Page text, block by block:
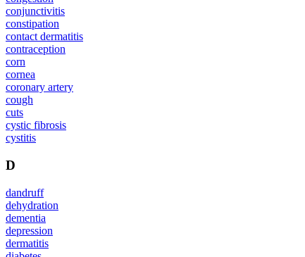
conjunctivitis
constipation
contact dermatitis
contraception
corn
cornea
coronary artery
cough
cuts
cystic fibrosis
cystitis
D
dandruff
dehydration
dementia
depression
dermatitis